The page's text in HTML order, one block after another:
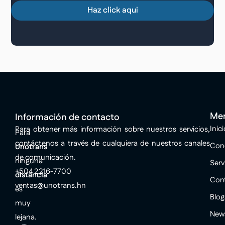
Haz click aqui
Para
Unotrans
ninguna
distancia
es
muy
lejana.
Información de contacto
Para obtener más información sobre nuestros servicios,
contáctenos a través de cualquiera de nuestros canales
de comunicación.
+504 2216-7700
ventas@unotrans.hn